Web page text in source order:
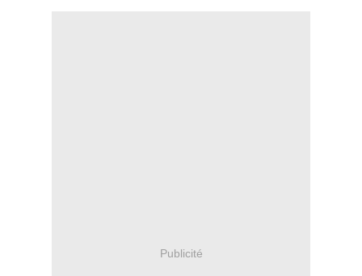
Publicité